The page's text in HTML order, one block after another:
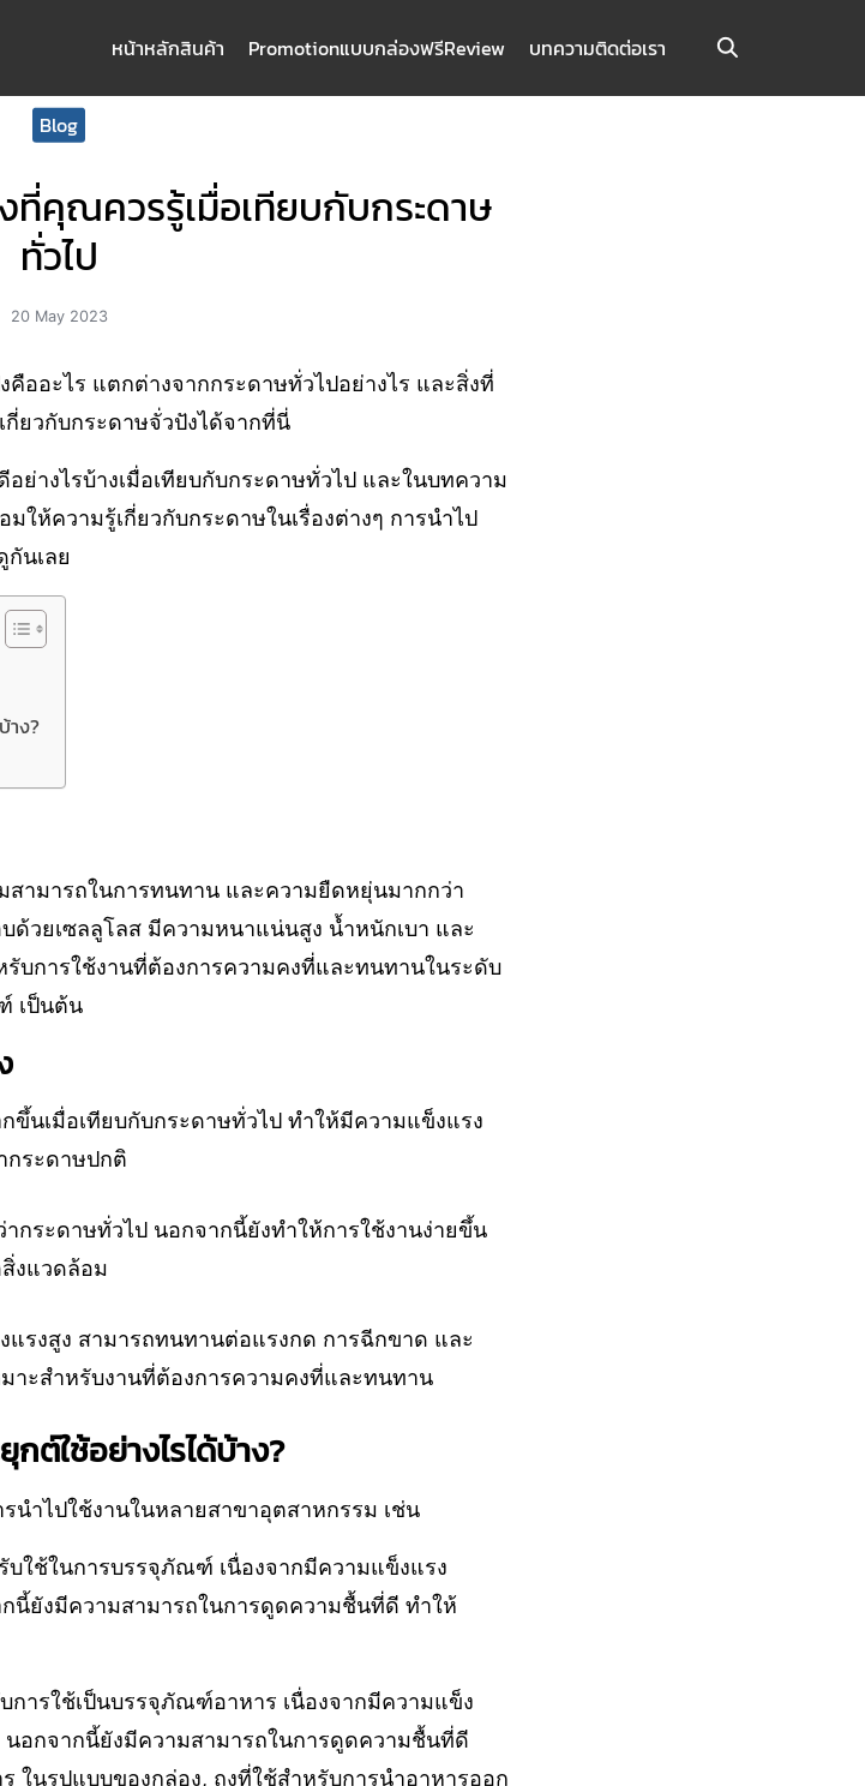
หน้าหลักสินค้า Promotionแบบกล่องฟรีReview บทความติดต่อเรา
Blog
ที่คุณควรรู้เมื่อเทียบกับกระดาษ
ทั่วไป
20 May 2023
ออะไร แตกต่างจากกระดาษทั่วไปอย่างไร และสิ่งที่
ยวกับกระดาษจั่วปังได้จากที่นี่
ย่างไรบ้างเมื่อเทียบกับกระดาษทั่วไป และในบทความ
ห้ความรู้เกี่ยวกับกระดาษในเรื่องต่างๆ การนำไป
นเลย
าง?
ามารถในการทนทาน และความยืดหยุ่นมากกว่า
ด้วยเซลลูโลส มีความหนาแน่นสูง น้ำหนักเบา และ
บการใช้งานที่ต้องการความคงที่และทนทานในระดับ
เป็นต้น
ขึ้นเมื่อเทียบกับกระดาษทั่วไป ทำให้มีความแข็งแรง
กระดาษปกติ
กระดาษทั่วไป นอกจากนี้ยังทำให้การใช้งานง่ายขึ้น
งแวดล้อม
แรงสูง สามารถทนทานต่อแรงกด การฉีกขาด และ
าะสำหรับงานที่ต้องการความคงที่และทนทาน
ต์ใช้อย่างไรได้บ้าง?
ำไปใช้งานในหลายสาขาอุตสาหกรรม เช่น
บใช้ในการบรรจุภัณฑ์ เนื่องจากมีความแข็งแรง
ยังมีความสามารถในการดูดความชื้นที่ดี ทำให้
การใช้เป็นบรรจุภัณฑ์อาหาร เนื่องจากมีความแข็ง
อกจากนี้ยังมีความสามารถในการดูดความชื้นที่ดี
ในรูปแบบของกล่อง, ถุงที่ใช้สำหรับการนำอาหารออก